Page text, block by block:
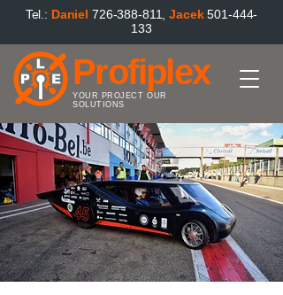
Tel.: Daniel 726-388-811 ,Jacek 501-444-
133
Profiplex
YOUR PROJECT OUR
SOLUTIONS